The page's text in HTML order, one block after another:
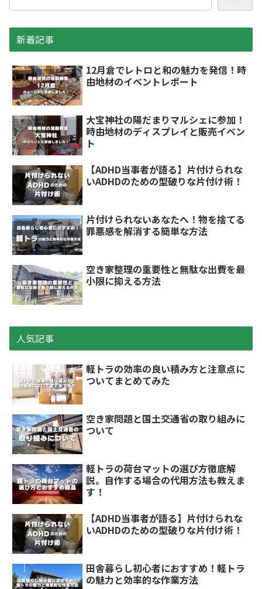
新着記事
12月倉でレトロと和の魅力を発信！時
由地材のイベントレポート
大宝神社の陽だまりマルシェに参加！
時由地材のディスプレイと販売イベン
ト
【ADHD当事者が語る】片付けられな
いADHDのための型破りな片付け術！
片付けられないあなたへ！物を捨てる
罪悪感を解消する簡単な方法
空き家整理の重要性と無駄な出費を最
小限に抑える方法
人気記事
軽トラの効率の良い積み方と注意点に
ついてまとめてみた
空き家問題と国土交通省の取り組みに
ついて
軽トラの荷台マットの選び方徹底解
説。自作する場合の代用方法も教えま
す！
【ADHD当事者が語る】片付けられな
いADHDのための型破りな片付け術！
田舎暮らし初心者におすすめ！軽トラ
の魅力と効率的な作業方法